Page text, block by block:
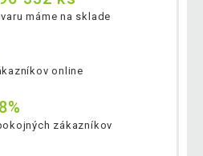
máme na sklade
online
zákazníkov